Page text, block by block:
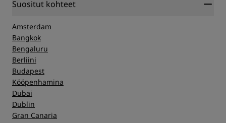
Suositut kohteet
Amsterdam
Bangkok
Bengaluru
Berliini
Budapest
Kööpenhamina
Dubai
Dublin
Gran Canaria